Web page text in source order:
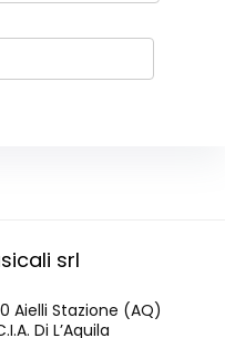
srl
Aielli Stazione (AQ)
Di L’Aquila